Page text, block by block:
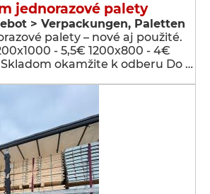
jednorazové palety
> Verpackungen, Paletten
palety – nové aj použité.
- 5,5€ 1200x800 - 4€
okamžite k odberu Do …